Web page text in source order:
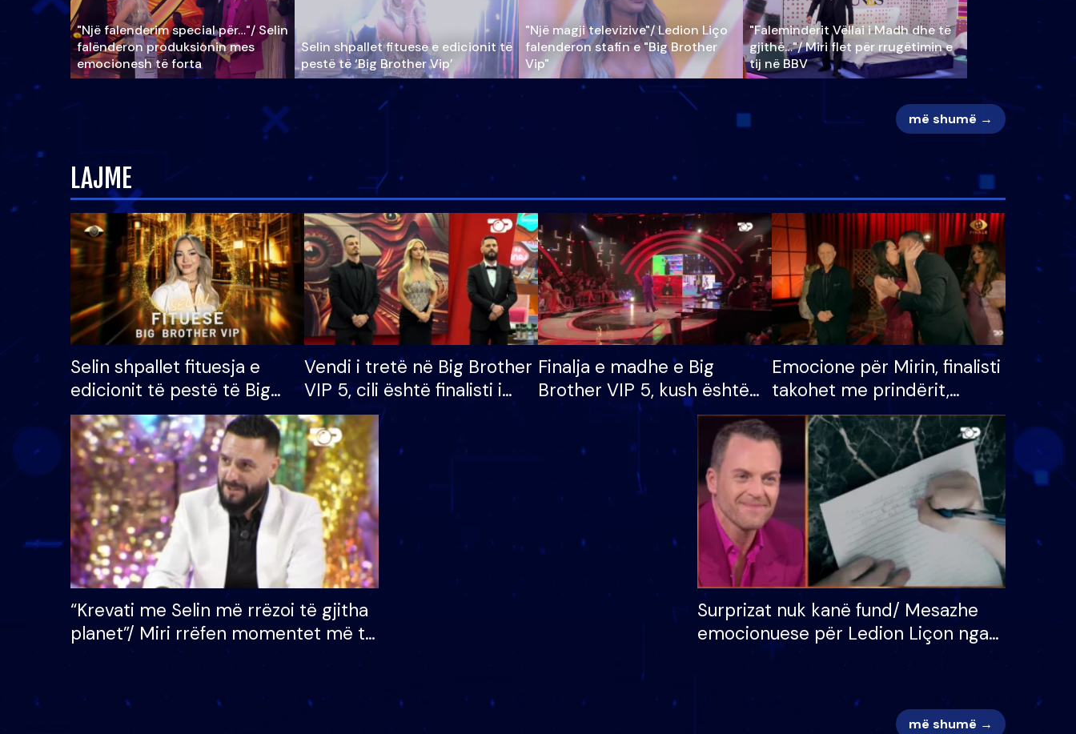
"Një falenderim special për…"/ Selin
falënderon produksionin mes
emocionesh të forta
Selin shpallet fituese e edicionit të
pestë të ‘Big Brother Vip’
"Një magji televizive"/ Ledion Liço
falenderon stafin e "Big Brother
Vip"
"Faleminderit Vëllai i Madh dhe të
gjithë…"/ Miri flet për rrugëtimin e
tij në BBV
më shumë →
LAJME
Selin shpallet fituesja e
edicionit të pestë të Big
Brother VIP, rrëmben
çmimin e madh prej 100
mijë eurosh
Vendi i tretë në Big Brother
VIP 5, cili është finalisti i
radhës që lë shtëpinë
Finalja e madhe e Big
Brother VIP 5, kush është
banori i parë që lë shtëpinë
dhe humb mundësinë për
të fituar çmimin e madh
Emocione për Mirin, finalisti
takohet me prindërit,
vajzën dhe bashkëshorten:
S’kemi ndonjë letër divorci
apo jo?
“Krevati me Selin më rrëzoi të gjitha
planet”/ Miri rrëfen momentet më të
bukura në shtëpinë e BB VIP: Do më
Surprizat nuk kanë fund/ Mesazhe
emocionuese për Ledion Liçon nga
nëna dhe fëmijët e tij, moderatori
më shumë →